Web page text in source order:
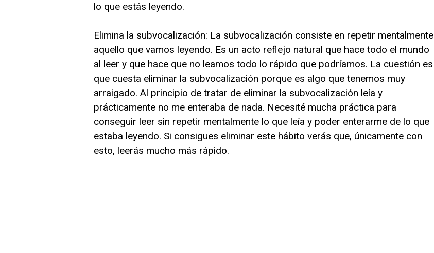
lo que estás leyendo.
Elimina la subvocalización: La subvocalización consiste en repetir mentalmente
aquello que vamos leyendo. Es un acto reflejo natural que hace todo el mundo
al leer y que hace que no leamos todo lo rápido que podríamos. La cuestión es
que cuesta eliminar la subvocalización porque es algo que tenemos muy
arraigado. Al principio de tratar de eliminar la subvocalización leía y
prácticamente no me enteraba de nada. Necesité mucha práctica para
conseguir leer sin repetir mentalmente lo que leía y poder enterarme de lo que
estaba leyendo. Si consigues eliminar este hábito verás que, únicamente con
esto, leerás mucho más rápido.